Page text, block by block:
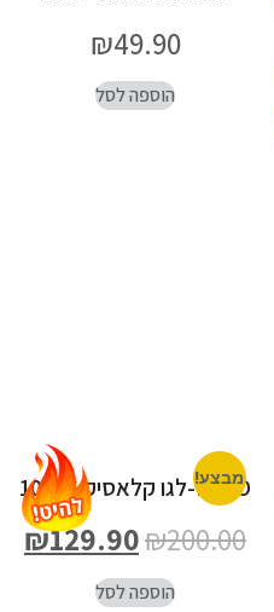
₪49.90
הוספה לסל
מבצע!
LEGO-לגו קלאסיק 10696
₪200.00
₪129.90
הוספה לסל